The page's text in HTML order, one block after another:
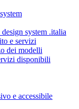
system .italia
e servizi
dei modelli
disponibili
e accessibile